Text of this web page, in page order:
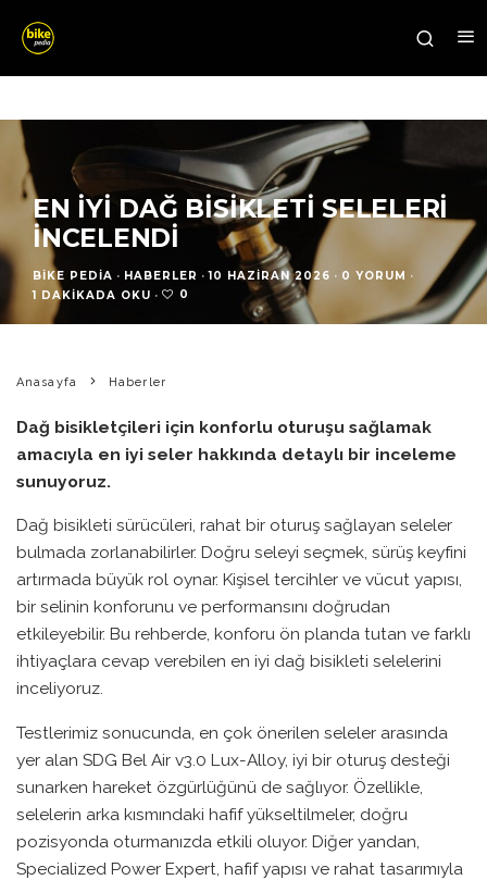
EN İYI DAĞ BISIKLETI SELELERI
İNCELENDI
BIKE PEDIA · HABERLER · 10 HAZIRAN 2026 · 0 YORUM ·
1 DAKIKADA OKU · 0
Anasayfa Haberler
Dağ bisikletçileri için konforlu oturuşu sağlamak
amacıyla en iyi seler hakkında detaylı bir inceleme
sunuyoruz.
Dağ bisikleti sürücüleri, rahat bir oturuş sağlayan seleler
bulmada zorlanabilirler. Doğru seleyi seçmek, sürüş keyfini
artırmada büyük rol oynar. Kişisel tercihler ve vücut yapısı,
bir selinin konforunu ve performansını doğrudan
etkileyebilir. Bu rehberde, konforu ön planda tutan ve farklı
ihtiyaçlara cevap verebilen en iyi dağ bisikleti selelerini
inceliyoruz.
Testlerimiz sonucunda, en çok önerilen seleler arasında
yer alan SDG Bel Air v3.0 Lux-Alloy, iyi bir oturuş desteği
sunarken hareket özgürlüğünü de sağlıyor. Özellikle,
selelerin arka kısmındaki hafif yükseltilmeler, doğru
pozisyonda oturmanızda etkili oluyor. Diğer yandan,
Specialized Power Expert, hafif yapısı ve rahat tasarımıyla